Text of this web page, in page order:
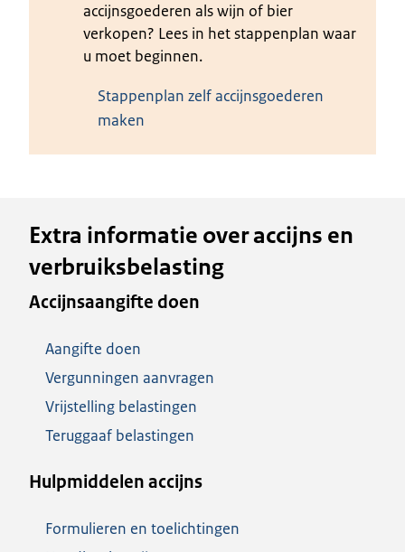
accijnsgoederen als wijn of bier
verkopen? Lees in het stappenplan waar
u moet beginnen.
Stappenplan zelf accijnsgoederen
maken
Extra informatie over accijns en
verbruiksbelasting
Accijnsaangifte doen
Aangifte doen
Vergunningen aanvragen
Vrijstelling belastingen
Teruggaaf belastingen
Hulpmiddelen accijns
Formulieren en toelichtingen